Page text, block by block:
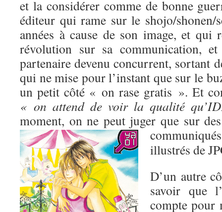
et la considérer comme de bonne
éditeur qui rame sur le shojo/shonen/
années à cause de son image, et qui
révolution sur sa communication,
partenaire devenu concurrent, sortant
qui ne mise pour l’instant que sur le
un petit côté « on rase gratis ». Et
« on attend de voir la qualité
moment, on ne peut juger que sur
illustrés de
D’un autre
savoir que
compte pour